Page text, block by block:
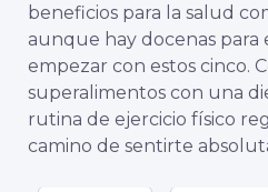
beneficios para la salud
aunque hay docenas para
empezar con estos cinco.
superalimentos con una
rutina de ejercicio físico
camino de sentirte